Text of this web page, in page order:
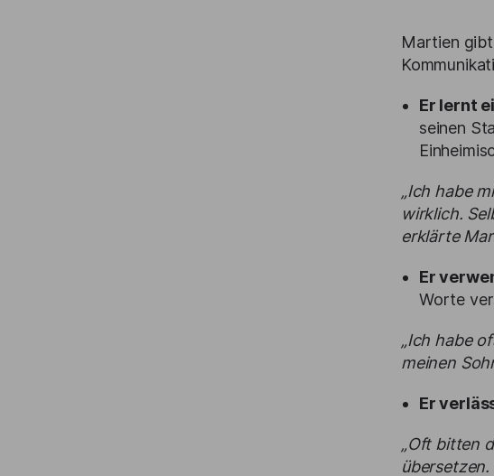
Martien
Er lernt
seinen
„Ich habe
wirklich.
erklärte
Er
Worte
„Ich habe
meinen
Er
„Oft bitten
übersetzen.